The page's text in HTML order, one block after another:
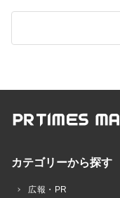
カテゴリーから探す
広報・PR